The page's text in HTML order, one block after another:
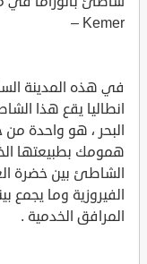
– Kemer
في هذه المدينة
انطاليا يقع هذا
البحر ، هو واحدة
همومك بطبيعتها
الشاطئ بين خضرة
الفيروزية وما يجمع
المرافق الخدمية .